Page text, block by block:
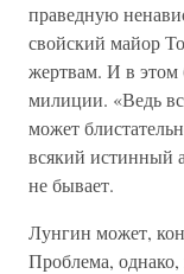
праведную
свойский майор
жертвам. И в этом
милиции. «Ведь
может
всякий истинный
не бывает.
Лунгин может,
Проблема, однако,